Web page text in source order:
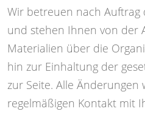
Wir betreuen nach Auftrag
und stehen Ihnen von der
Materialien über die
hin zur Einhaltung der
zur Seite. Alle
regelmäßigen Kontakt mit